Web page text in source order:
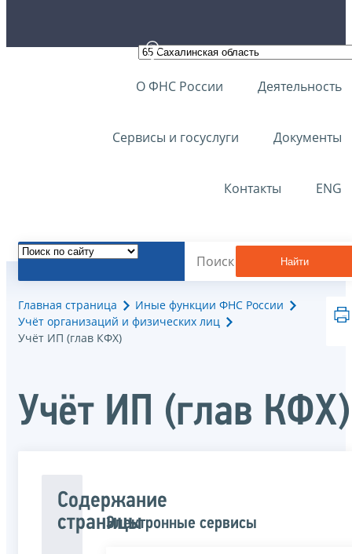
О ФНС России Деятельность
Сервисы и госуслуги Документы
Контакты ENG
Найти
Главная страница
Иные функции ФНС России
Учёт организаций и физических лиц
Учёт ИП (глав КФХ)
Учёт ИП (глав КФХ)
Содержание
страницыЭлектронные сервисы